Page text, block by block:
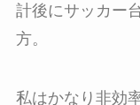
計後にサッカー
方。
私はかなり非効